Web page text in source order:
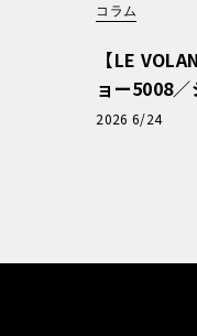
コラム
【LE
ョー5008
読者一気乗
2026 6/24